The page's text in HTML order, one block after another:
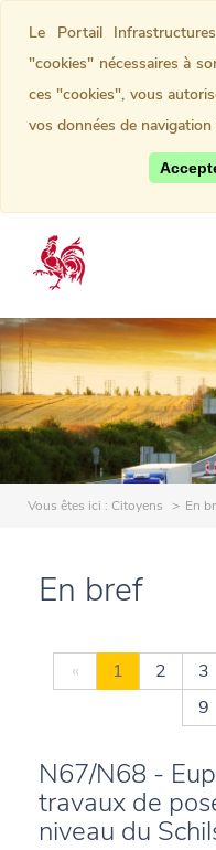
Vous êtes ici : Citoyens En
En bref
« 1 2 3
9
N67/N68 -
travaux de
niveau du
Le Portail
"cookies" nécessaires à
ces "cookies", vous
vos données de